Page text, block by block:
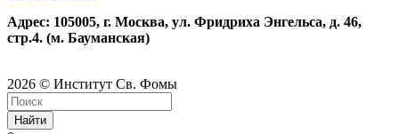
Адрес: 105005, г. Москва, ул. Фридриха Энгельса, д. 46,
стр.4. (м. Бауманская)
2026 © Институт Св. Фомы
Найти